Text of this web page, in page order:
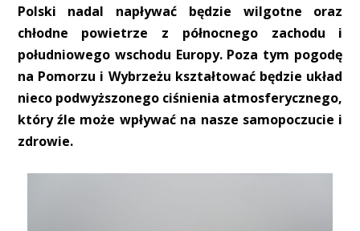
Polski nadal napływać będzie wilgotne oraz
chłodne powietrze z północnego zachodu i
południowego wschodu Europy. Poza tym pogodę
na Pomorzu i Wybrzeżu kształtować będzie układ
nieco podwyższonego ciśnienia atmosferycznego,
który źle może wpływać na nasze samopoczucie i
zdrowie.